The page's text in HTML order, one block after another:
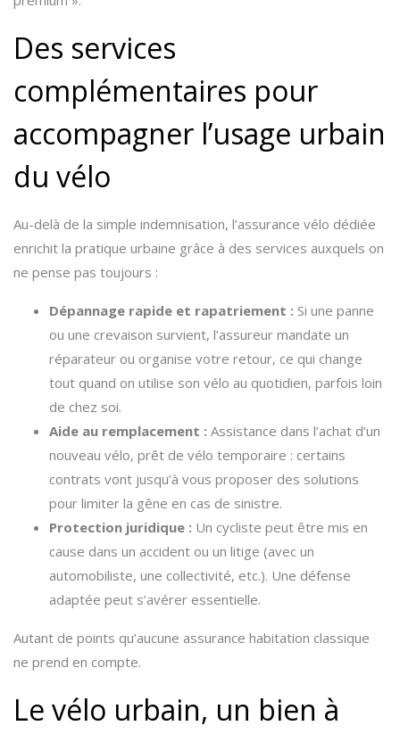
Des services
complémentaires pour
accompagner l’usage urbain
du vélo
Au-delà de la simple indemnisation, l’assurance vélo dédiée
enrichit la pratique urbaine grâce à des services auxquels on
ne pense pas toujours :
Dépannage rapide et rapatriement : Si une panne
ou une crevaison survient, l’assureur mandate un
réparateur ou organise votre retour, ce qui change
tout quand on utilise son vélo au quotidien, parfois loin
de chez soi.
Aide au remplacement : Assistance dans l’achat d’un
nouveau vélo, prêt de vélo temporaire : certains
contrats vont jusqu’à vous proposer des solutions
pour limiter la gêne en cas de sinistre.
Protection juridique : Un cycliste peut être mis en
cause dans un accident ou un litige (avec un
automobiliste, une collectivité, etc.). Une défense
adaptée peut s’avérer essentielle.
Autant de points qu’aucune assurance habitation classique
ne prend en compte.
Le vélo urbain, un bien à